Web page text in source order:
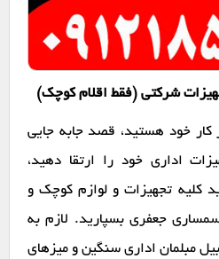
کار خود هستید، قصد جابه جایی
اداری خود را ارتقا دهید،
کلیه تجهیزات و لوازم کوچک و
جعفری بسپارید. لازم به
مبلمان اداری سنگین و میزهای